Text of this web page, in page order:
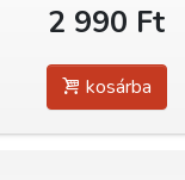
2 990 Ft
kosárba